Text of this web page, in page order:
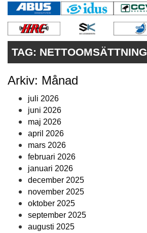
KONTAKT
VÅRA ANDRA MAGASIN
PRENUMERERA
ANNONSERA
TAG: NETTOOMSÄTTNING
Arkiv: Månad
juli 2026
juni 2026
maj 2026
april 2026
mars 2026
februari 2026
januari 2026
december 2025
november 2025
oktober 2025
september 2025
augusti 2025